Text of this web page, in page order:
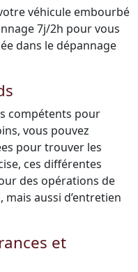
véhicule embourbé
7j/2h pour vous
dans le dépannage
compétents pour
vous pouvez
pour trouver les
ces différentes
des opérations de
aussi d’entretien
et